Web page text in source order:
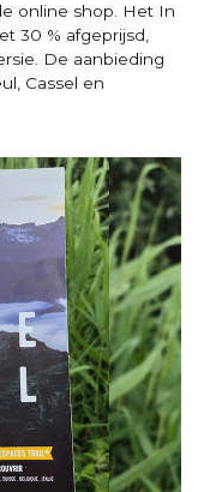
online shop. Het In
30 % afgeprijsd,
De aanbieding
Cassel en